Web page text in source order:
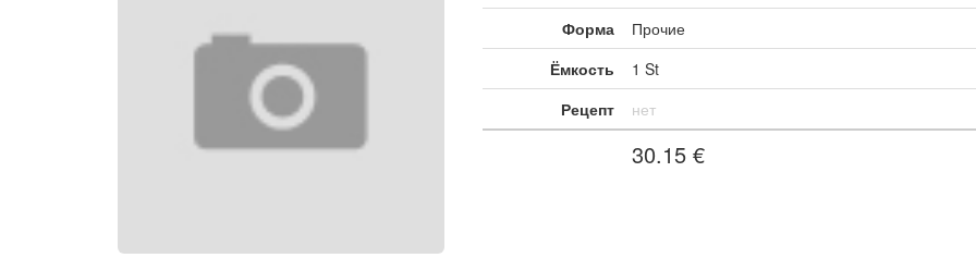
Форма
Прочие
Ёмкость
1 St
Рецепт
нет
30.15 €